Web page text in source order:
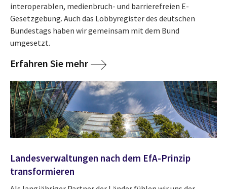
interoperablen, medienbruch- und barrierefreien E-
Gesetzgebung. Auch das Lobbyregister des deutschen
Bundestags haben wir gemeinsam mit dem Bund
umgesetzt.
Erfahren Sie mehr
Landesverwaltungen nach dem EfA-Prinzip
transformieren